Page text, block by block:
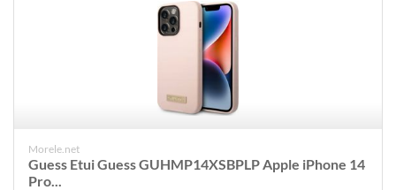
Morele.net
Guess Etui Guess GUHMP14XSBPLP Apple iPhone 14
Pro...